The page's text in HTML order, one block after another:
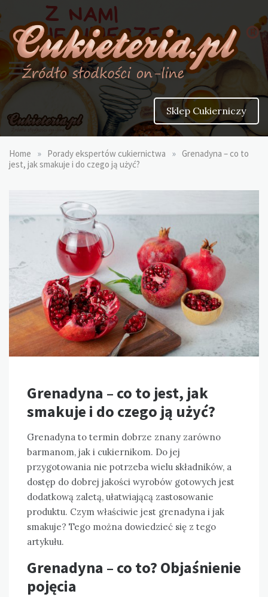
to
content
cukieteria.blog
Blog dla pasjonatów cukiernictwa
Sklep Cukierniczy
Home » Porady ekspertów cukiernictwa » Grenadyna – co to
jest, jak smakuje i do czego ją użyć?
Grenadyna – co to jest, jak
smakuje i do czego ją użyć?
Grenadyna to termin dobrze znany zarówno
barmanom, jak i cukiernikom. Do jej
przygotowania nie potrzeba wielu składników, a
dostęp do dobrej jakości wyrobów gotowych jest
dodatkową zaletą, ułatwiającą zastosowanie
produktu. Czym właściwie jest grenadyna i jak
smakuje? Tego można dowiedzieć się z tego
artykułu.
Grenadyna – co to? Objaśnienie
pojęcia